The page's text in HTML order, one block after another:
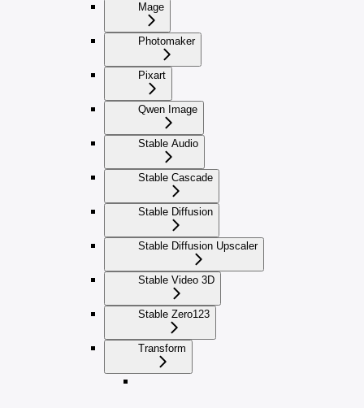
Mage
Photomaker
Pixart
Qwen Image
Stable Audio
Stable Cascade
Stable Diffusion
Stable Diffusion Upscaler
Stable Video 3D
Stable Zero123
Transform